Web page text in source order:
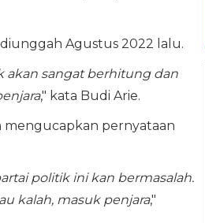
Agustus 2022 lalu.
akan sangat berhitung dan
," kata Budi Arie.
mengucapkan pernyataan
politik ini kan bermasalah.
kalah, masuk penjara,"